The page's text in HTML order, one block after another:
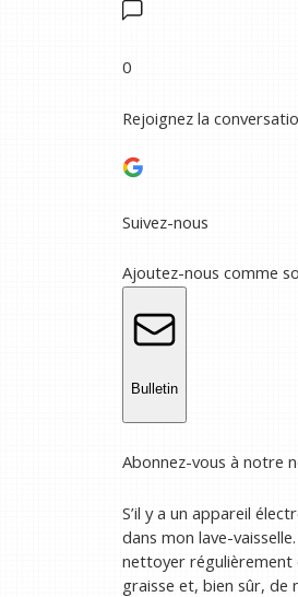
0
Rejoignez la
Suivez-nous
Ajoutez-nous comme
Bulletin
Abonnez-vous à notre
S’il y a un appareil
dans mon lave-
nettoyer régulièrement
graisse et, bien sûr, de